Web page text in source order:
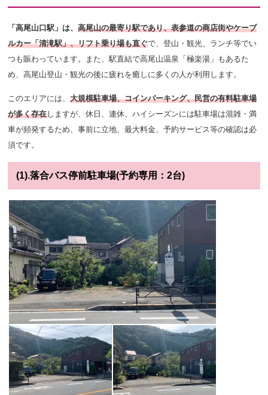
「高尾山口駅」は、高尾山の最寄り駅であり、表参道の商店街やケーブ
ルカー「清滝駅」、リフト乗り場も直ぐで、登山・観光、ランチ等でい
つも賑わっています。また、駅直結で高尾山温泉「極楽湯」もあるた
め、高尾山登山・観光の後に疲れを癒しに多くの人が利用します。
このエリアには、大規模駐車場、コインパーキング、民営の有料駐車場
が多く存在しますが、休日、連休、ハイシーズンには駐車場は混雑・満
車が頻発するため、事前に立地、最大料金、予約サービス等の確認は必
須です。
(1).落合バス停前駐車場(予約専用：2台)